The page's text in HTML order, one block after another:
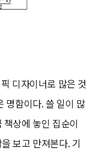
디자이너로 많은 것
명함이다. 쓸 일이 많
상에 놓인 집순이
보고 만져본다. 기